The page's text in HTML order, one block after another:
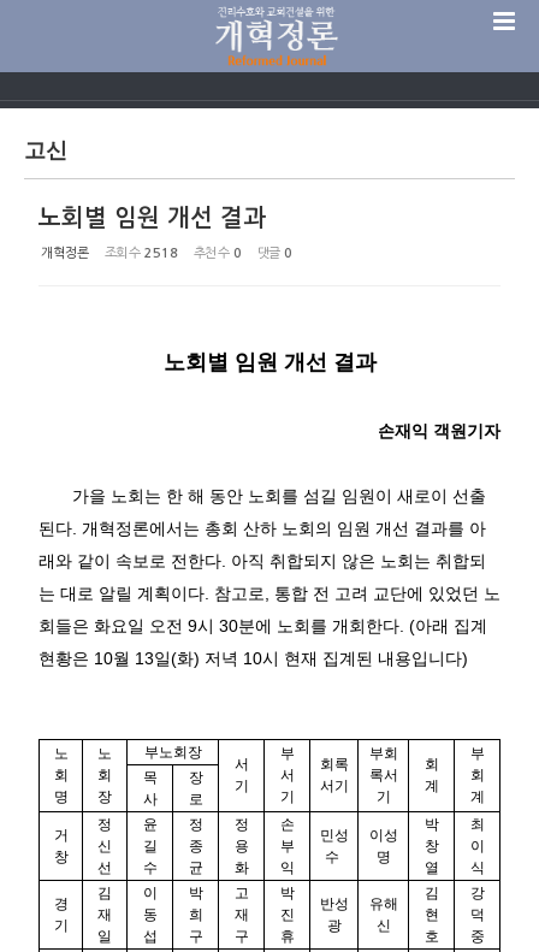
고신
노회별 임원 개선 결과
개혁정론 조회 수 2518 추천 수 0 댓글 0
노회별 임원 개선 결과
손재익 객원기자
가을 노회는 한 해 동안 노회를 섬길 임원이 새로이 선출
된다 개혁정론에서는 총회 산하 노회의 임원 개선 결과를 아
래와 같이 속보로 전한다 아직 취합되지 않은 노회는 취합되
는 대로 알릴 계획이다. 참고로, 통합 전 고려 교단에 있었던 노
회들은 화요일 오전 9시 30분에 노회를 개회한다. (아래 집계
현황은 10월 13일(화) 저녁 10시 현재 집계된 내용입니다)
노
회
명
노
회
장
부노회장
서
기
부
서
기
회록
서기
부회
록서
기
회
계
부
회
계
목
사
장
로
거
창
정
신
선
윤
길
수
정
종
균
정
용
화
손
부
익
민성
수
이성
명
박
창
열
최
이
식
경
기
김
재
일
이
동
섭
박
희
구
고
재
구
박
진
휴
반성
광
유해
신
김
현
호
강
덕
중
Sketchbook5, 스케치북5
Sketchbook5, 스케치북5